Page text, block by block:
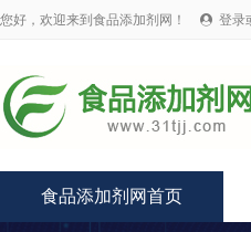
您好，欢迎来到食品添加剂网！  登录
食品添加剂网首页